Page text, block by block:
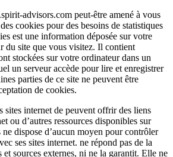
advisors.com peut-être amené à vous
cookies pour des besoins de statistiques
est une information déposée sur votre
du site que vous visitez. Il contient
stockées sur votre ordinateur dans un
un serveur accède pour lire et enregistrer
parties de ce site ne peuvent être
de cookies.
sites internet de peuvent offrir des liens
ou d’autres ressources disponibles sur
dispose d’aucun moyen pour contrôler
ses sites internet. ne répond pas de la
sources externes, ni ne la garantit. Elle ne